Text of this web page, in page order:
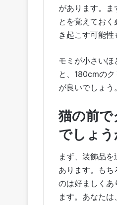
があります。
とを覚えてお
き起こす可能性
モミが小さい
と、180cmの
が良いでしょう
猫の前
でしょう
まず、装飾品
あります。も
のは好ましくあ
ます。あなたは